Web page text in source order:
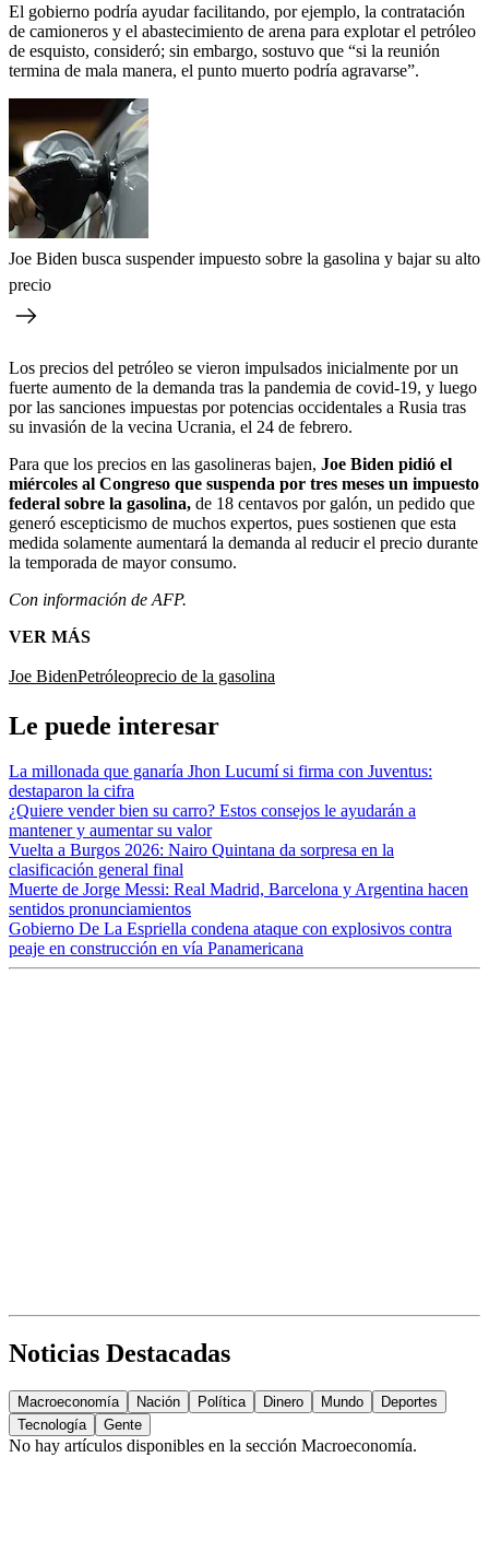
El gobierno podría ayudar facilitando, por ejemplo, la contratación
de camioneros y el abastecimiento de arena para explotar el petróleo
de esquisto, consideró; sin embargo, sostuvo que “si la reunión
termina de mala manera, el punto muerto podría agravarse”.
Joe Biden busca suspender impuesto sobre la gasolina y bajar su alto
precio
Los precios del petróleo se vieron impulsados inicialmente por un
fuerte aumento de la demanda tras la pandemia de covid-19, y luego
por las sanciones impuestas por potencias occidentales a Rusia tras
su invasión de la vecina Ucrania, el 24 de febrero.
Para que los precios en las gasolineras bajen, Joe Biden pidió el
miércoles al Congreso que suspenda por tres meses un impuesto
federal sobre la gasolina, de 18 centavos por galón, un pedido que
generó escepticismo de muchos expertos, pues sostienen que esta
medida solamente aumentará la demanda al reducir el precio durante
la temporada de mayor consumo.
Con información de AFP.
VER MÁS
Joe BidenPetróleoprecio de la gasolina
Le puede interesar
La millonada que ganaría Jhon Lucumí si firma con Juventus:
destaparon la cifra
¿Quiere vender bien su carro? Estos consejos le ayudarán a
mantener y aumentar su valor
Vuelta a Burgos 2026: Nairo Quintana da sorpresa en la
clasificación general final
Muerte de Jorge Messi: Real Madrid, Barcelona y Argentina hacen
sentidos pronunciamientos
Gobierno De La Espriella condena ataque con explosivos contra
peaje en construcción en vía Panamericana
Noticias Destacadas
Macroeconomía Nación Política Dinero Mundo
Deportes
Tecnología
Gente
No hay artículos disponibles en la sección Macroeconomía.